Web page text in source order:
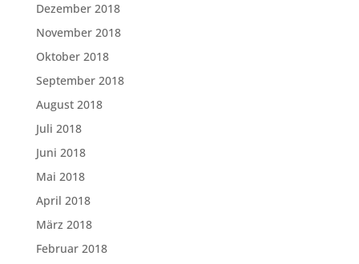
Dezember 2018
November 2018
Oktober 2018
September 2018
August 2018
Juli 2018
Juni 2018
Mai 2018
April 2018
März 2018
Februar 2018